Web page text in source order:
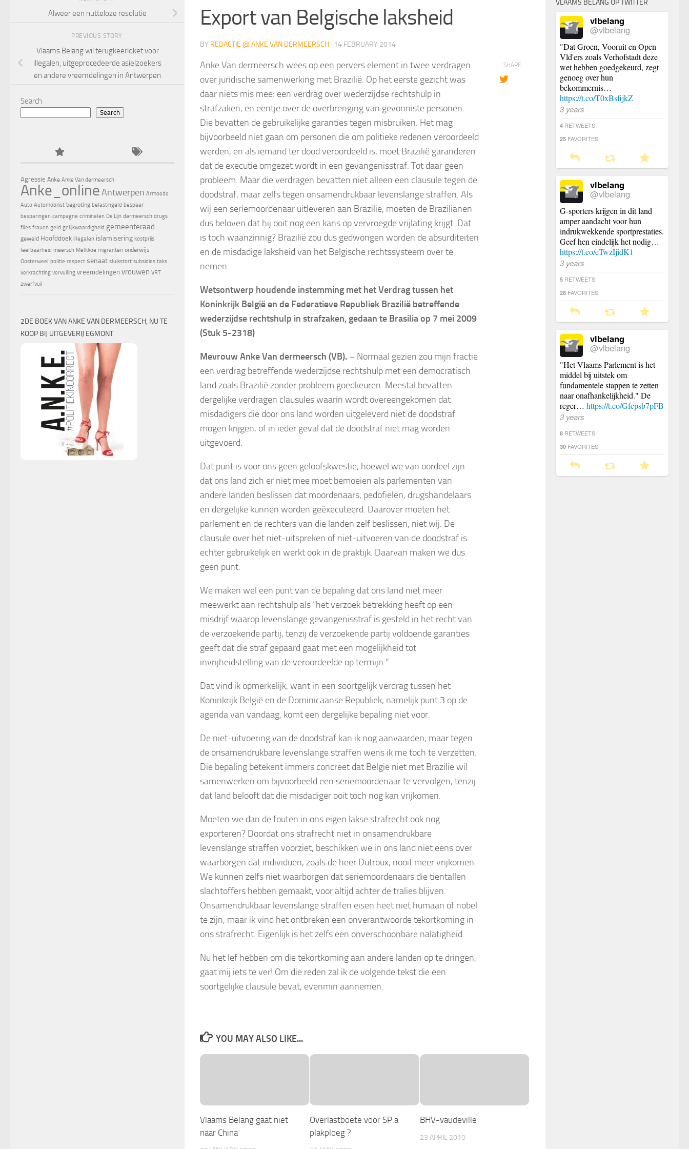
Export van Belgische laksheid
BY REDACTIE @ ANKE VAN DERMEERSCH · 14 FEBRUARY 2014
Anke Van dermeersch wees op een pervers element in twee verdragen
over juridische samenwerking met Brazilië. Op het eerste gezicht was
daar niets mis mee: een verdrag over wederzijdse rechtshulp in
strafzaken, en eentje over de overbrenging van gevonniste personen.
Die bevatten de gebruikelijke garanties tegen misbruiken. Het mag
bijvoorbeeld niet gaan om personen die om politieke redenen veroordeeld
werden, en als iemand ter dood veroordeeld is, moet Brazilië garanderen
dat de executie omgezet wordt in een gevangenisstraf. Tot daar geen
probleem. Maar die verdragen bevatten niet alleen een clausule tegen de
doodstraf, maar zelfs tegen onsamendrukbaar levenslange straffen. Als
wij een seriemoordenaar uitleveren aan Brazilië, moeten de Brazilianen
dus beloven dat hij ooit nog een kans op vervroegde vrijlating krijgt. Dat
is toch waanzinnig? Brazilië zou dus gedwongen worden de absurditeiten
en de misdadige laksheid van het Belgische rechtssysteem over te
nemen.
Wetsontwerp houdende instemming met het Verdrag tussen het
Koninkrijk België en de Federatieve Republiek Brazilië betreffende
wederzijdse rechtshulp in strafzaken, gedaan te Brasilia op 7 mei 2009
(Stuk 5-2318)
Mevrouw Anke Van dermeersch (VB). – Normaal gezien zou mijn fractie
een verdrag betreffende wederzijdse rechtshulp met een democratisch
land zoals Brazilië zonder probleem goedkeuren. Meestal bevatten
dergelijke verdragen clausules waarin wordt overeengekomen dat
misdadigers die door ons land worden uitgeleverd niet de doodstraf
mogen krijgen, of in ieder geval dat de doodstraf niet mag worden
uitgevoerd.
Dat punt is voor ons geen geloofskwestie, hoewel we van oordeel zijn
dat ons land zich er niet mee moet bemoeien als parlementen van
andere landen beslissen dat moordenaars, pedofielen, drugshandelaars
en dergelijke kunnen worden geëxecuteerd. Daarover moeten het
parlement en de rechters van die landen zelf beslissen, niet wij. De
clausule over het niet-uitspreken of niet-uitvoeren van de doodstraf is
echter gebruikelijk en werkt ook in de praktijk. Daarvan maken we dus
geen punt.
We maken wel een punt van de bepaling dat ons land niet meer
meewerkt aan rechtshulp als “het verzoek betrekking heeft op een
misdrijf waarop levenslange gevangenisstraf is gesteld in het recht van
de verzoekende partij, tenzij de verzoekende partij voldoende garanties
geeft dat die straf gepaard gaat met een mogelijkheid tot
invrijheidstelling van de veroordeelde op termijn.”
Dat vind ik opmerkelijk, want in een soortgelijk verdrag tussen het
Koninkrijk België en de Dominicaanse Republiek, namelijk punt 3 op de
agenda van vandaag, komt een dergelijke bepaling niet voor.
De niet-uitvoering van de doodstraf kan ik nog aanvaarden, maar tegen
de onsamendrukbare levenslange straffen wens ik me toch te verzetten.
Die bepaling betekent immers concreet dat België niet met Brazilië wil
samenwerken om bijvoorbeeld een seriemoordenaar te vervolgen, tenzij
dat land belooft dat die misdadiger ooit toch nog kan vrijkomen.
Moeten we dan de fouten in ons eigen lakse strafrecht ook nog
exporteren? Doordat ons strafrecht niet in onsamendrukbare
levenslange straffen voorziet, beschikken we in ons land niet eens over
waarborgen dat individuen, zoals de heer Dutroux, nooit meer vrijkomen.
We kunnen zelfs niet waarborgen dat seriemoordenaars die tientallen
slachtoffers hebben gemaakt, voor altijd achter de tralies blijven.
Onsamendrukbaar levenslange straffen eisen heet niet humaan of nobel
te zijn, maar ik vind het ontbreken een onverantwoorde tekortkoming in
ons strafrecht. Eigenlijk is het zelfs een onverschoonbare nalatigheid.
Nu het lef hebben om die tekortkoming aan andere landen op te dringen,
gaat mij iets te ver! Om die reden zal ik de volgende tekst die een
soortgelijke clausule bevat, evenmin aannemen.
SHARE
YOU MAY ALSO LIKE...
Vlaams Belang gaat niet
naar China
Overlastboete voor SP.a
plakploeg ?
BHV-vaudeville
23 APRIL 2010
Alweer een nutteloze resolutie
PREVIOUS STORY
Vlaams Belang wil terugkeerloket voor
illegalen, uitgeprocedeerde asielzoekers
en andere vreemdelingen in Antwerpen
Search
Search
Agressie Anke Anke Van dermeersch
Anke_onlineAntwerpen Armoede
Auto Automobilist begroting belastingeld bespaar
besparingen campagne criminelen De Lijn dermeersch drugs
files frauen geld gelijkwaardigheid gemeenteraad
geweld Hoofddoek illegalen islamisering kostprijs
leefbaarheid meersch Melkkoe migranten onderwijs
Oosterweel politie respect senaat sluikstort subsidies taks
verkrachting vervuiling vreemdelingen vrouwen VRT
zwerfvuil
2DE BOEK VAN ANKE VAN DERMEERSCH, NU TE
KOOP BIJ UITGEVERIJ EGMONT
VLAAMS BELANG OP TWITTER
vlbelang
@vlbelang
"Dat Groen, Vooruit en Open
Vld'ers zoals Verhofstadt deze
wet hebben goedgekeurd, zegt
genoeg over hun
bekommernis…
https://t.co/T0xBsfijkZ
3 years
4 RETWEETS
25 FAVORITES
vlbelang
@vlbelang
G-sporters krijgen in dit land
amper aandacht voor hun
indrukwekkende sportprestaties.
Geef hen eindelijk het nodig…
https://t.co/eTwzIjidK1
3 years
5 RETWEETS
28 FAVORITES
vlbelang
@vlbelang
"Het Vlaams Parlement is het
middel bij uitstek om
fundamentele stappen te zetten
naar onafhankelijkheid." De
reger… https://t.co/Gfcpsb7pFB
3 years
8 RETWEETS
30 FAVORITES